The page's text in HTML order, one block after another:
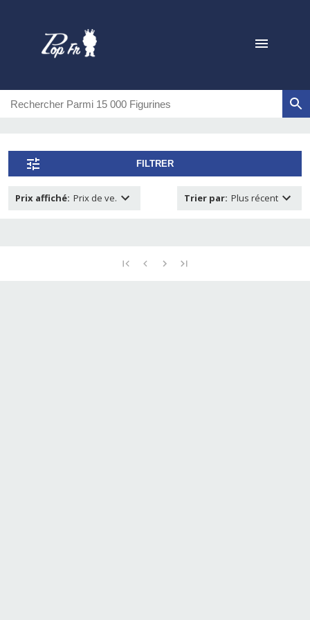
FILTRER
Prix affiché: Prix de ve. Trier par: Plus récent